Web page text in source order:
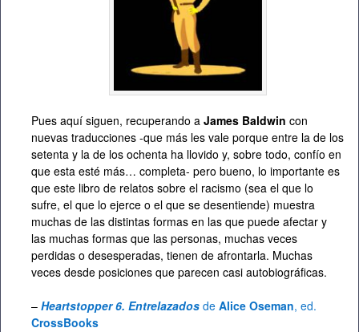
Pues aquí siguen, recuperando a James Baldwin con
nuevas traducciones -que más les vale porque entre la de los
setenta y la de los ochenta ha llovido y, sobre todo, confío en
que esta esté más… completa- pero bueno, lo importante es
que este libro de relatos sobre el racismo (sea el que lo
sufre, el que lo ejerce o el que se desentiende) muestra
muchas de las distintas formas en las que puede afectar y
las muchas formas que las personas, muchas veces
perdidas o desesperadas, tienen de afrontarla. Muchas
veces desde posiciones que parecen casi autobiográficas.
– Heartstopper 6. Entrelazados de Alice Oseman, ed.
CrossBooks